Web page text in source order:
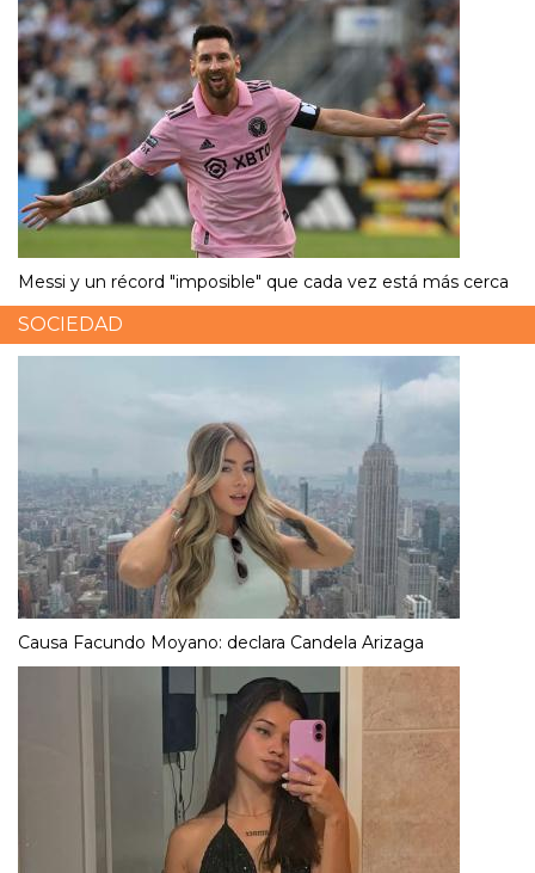
Messi y un récord "imposible" que cada vez está más cerca
SOCIEDAD
Causa Facundo Moyano: declara Candela Arizaga